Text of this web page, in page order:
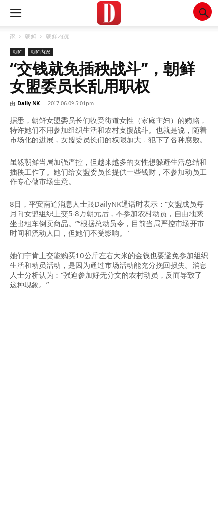
家 朝鲜 朝鲜内况
朝鲜 朝鲜内况
“交钱就免插秧战斗”，朝鲜
女盟委员长乱用职权
由 Daily NK - 2017.06.09 5:01pm
据悉，朝鲜女盟委员长们收受街道女性（家庭主妇）的贿赂，
特许她们不用参加组织生活和农村支援战斗。也就是说，随着
市场化的进展，女盟委员长们的权限加大，犯下了各种腐败。
虽然朝鲜当局加强严控，但越来越多的女性想躲避生活总结和
插秧工作了。她们给女盟委员长提供一些钱财，不参加动员工
作专心做市场生意。
8日，平安南道消息人士跟DailyNK通话时表示：“女盟成员每
月向女盟组织上交5-8万朝元后，不参加农村动员，自由地乘
坐出租车倒卖商品。”“根据总动员令，目前当局严控市场开市
时间和流动人口，但她们不受影响。”
她们宁肯上交能购买10公斤左右大米的金钱也要避免参加组织
生活和动员活动，是因为通过市场活动能充分挽回损失。消息
人士分析认为：“强迫参加好无分文的农村动员，反而导致了
这种现象。”